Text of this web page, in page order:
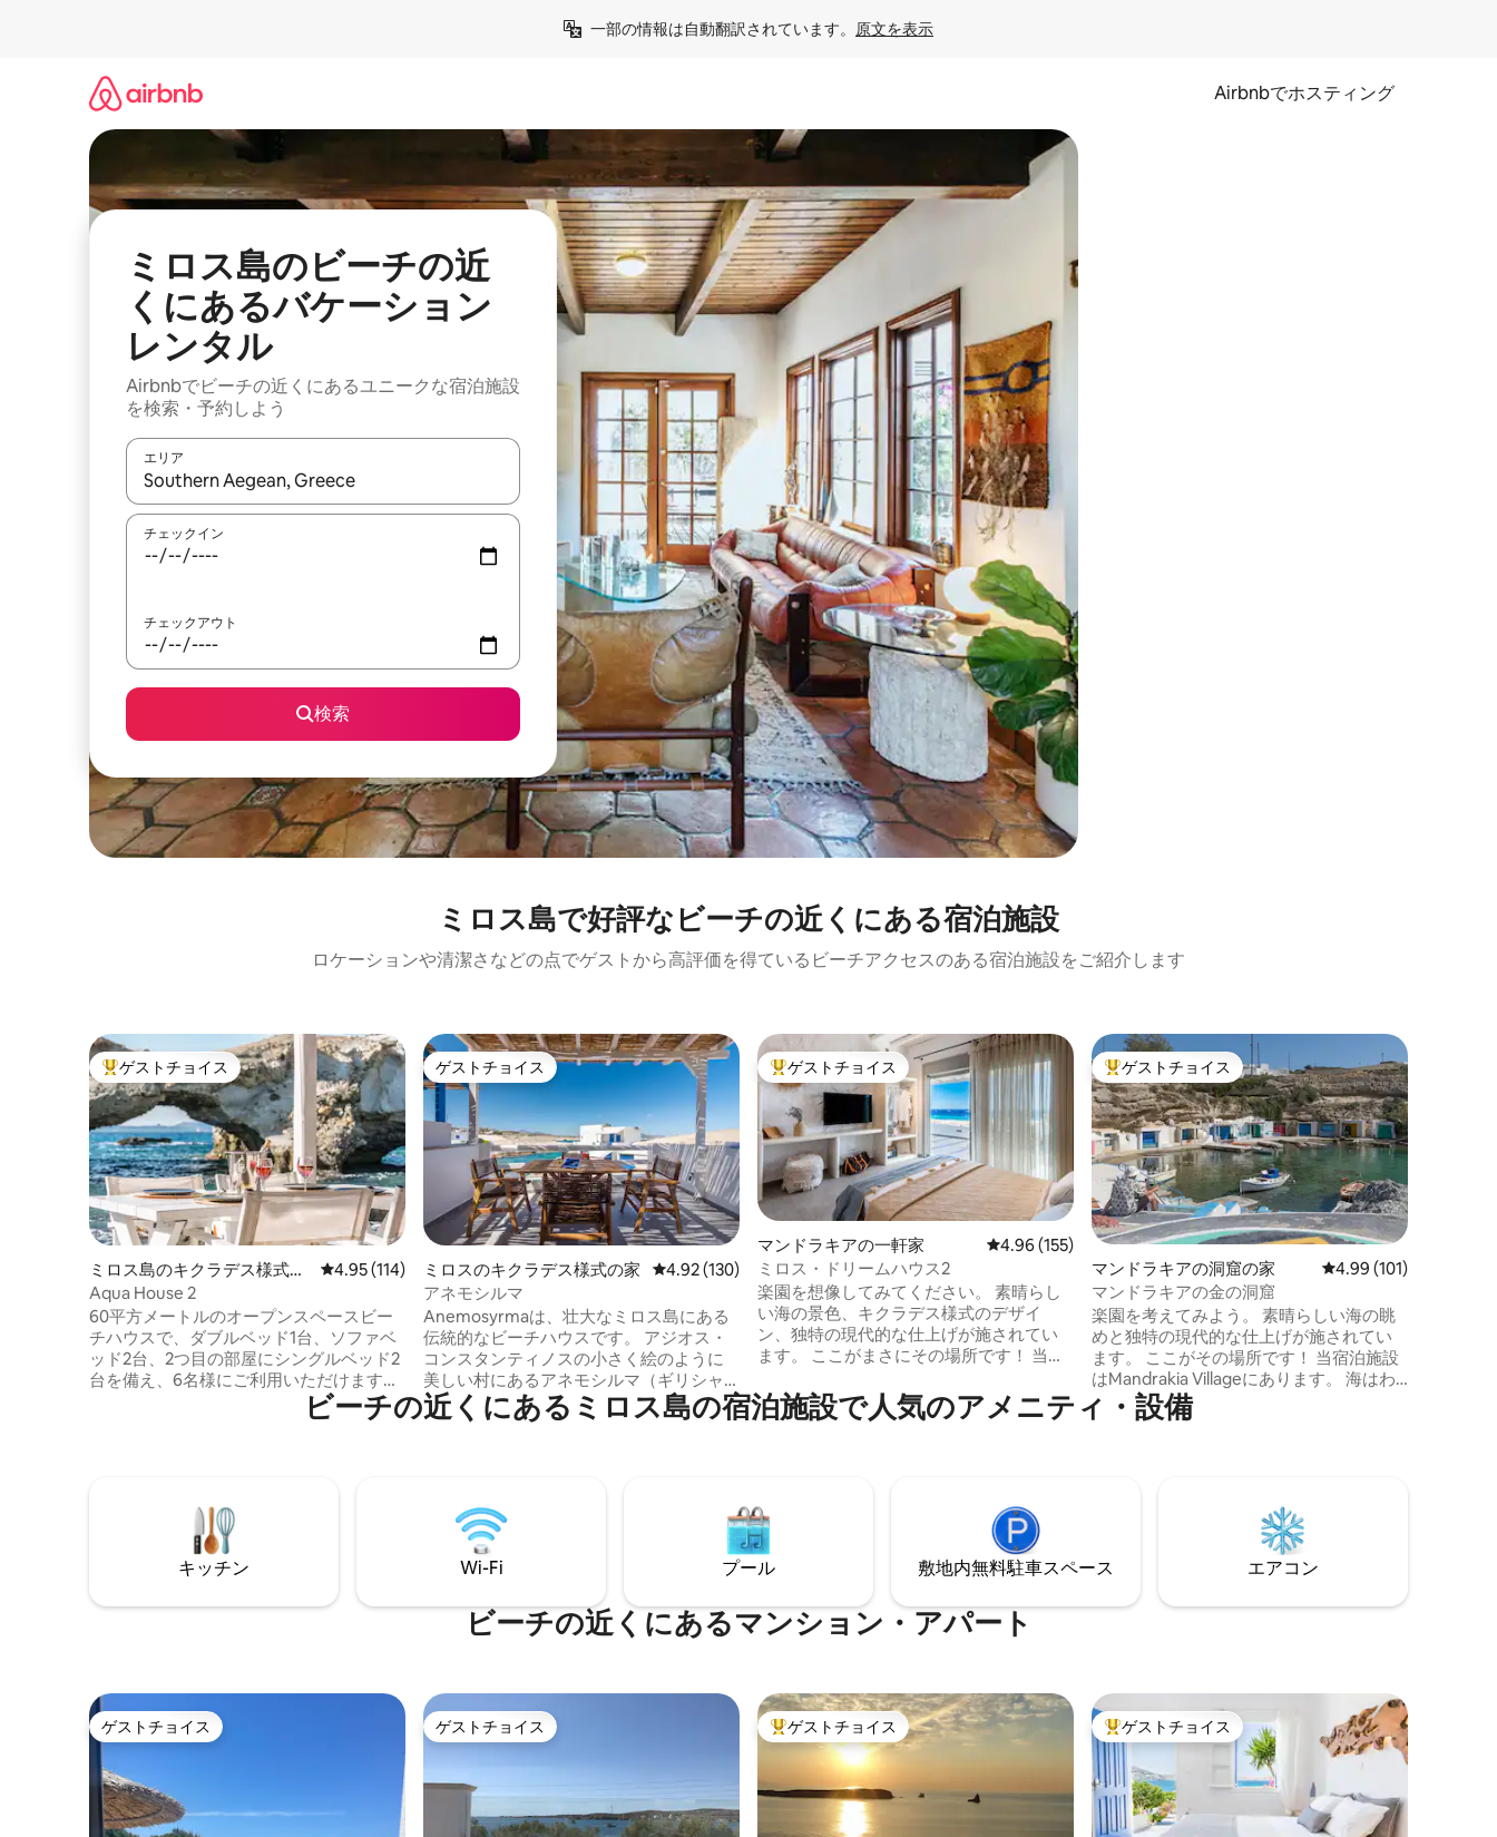
一部の情報は自動翻訳されています。 原文を表示
Airbnbでホスティング
ミロス島のビーチの近
くにあるバケーション
レンタル
Airbnbでビーチの近くにあるユニークな宿泊施設
を検索・予約しよう
エリア
検索結果が表示されたら、上下の矢印キーを使って移動するか、画面をタッチまたはスワイプして検索結果を確認することができます。
チェックイン
チェックアウト
検索
ミロス島で好評なビーチの近くにある宿泊施設
ロケーションや清潔さなどの点でゲストから高評価を得ているビーチアクセスのある宿泊施設をご紹介します
大好評のゲストチョイスです。
ゲストチョイス
ミロス島のキクラデス様式の
家
レビュー114件、5つ星中4.95つ星の平均評価
4.95 (114)
Aqua House 2
60平方メートルのオープンスペースビー
チハウスで、ダブルベッド1台、ソファベ
ッド2台、2つ目の部屋にシングルベッド2
台を備え、6名様にご利用いただけます。
とてもスタイリッシュで快適です。 キク
ラデス文化と組み合わせたボーホーと居
ーブルがあります。 小さな湾に位置し、
サラキニコと同様に月のような白い岩が
家の前にあり、アクアハウス1と3と一緒に
人里離れた入り江を形成しています。 地
元の製品を詰めたウェルカムバスケット
をご用意しております。
ゲストチョイス
ゲストチョイス
ミロスのキクラデス様式の家 レビュー130件、5つ星中4.92つ星の平均評価
4.92 (130)
アネモシルマ
Anemosyrmaは、壮大なミロス島にある
伝統的なビーチハウスです。 アジオス・
コンスタンティノスの小さく絵のように
美しい村にあるアネモシルマ（ギリシャ
語で「anemos」は風、「syrma」はメリ
アンのボートハウス）は、実際には伝統
平方メートルのアパートには、海を見渡
すバルコニーがあり、ユニークなキクラ
デスの要素を特徴とするモダンなカント
リースタイルが保たれています。
大好評のゲストチョイスです。
ゲストチョイス
マンドラキアの一軒家 レビュー155件、5つ星中4.96つ星の平均評価
4.96 (155)
ミロス・ドリームハウス2
楽園を想像してみてください。 素晴らし
い海の景色、キクラデス様式のデザイ
ン、独特の現代的な仕上げが施されてい
ます。 ここがまさにその場所です！ 当宿
までわずか50mです。 クイーンベッド1台
の寝室1室、設備の整ったキッチン、バス
ゲ海の素晴らしい景色を眺めながらお食
事とお飲み物を楽しめます。 アダマス港
まで車で5分です。
大好評のゲストチョイスです。
ゲストチョイス
マンドラキアの洞窟の家 レビュー101件、5つ
4.99 (101)
マンドラキアの金の洞窟
楽園を考えてみよう。 素晴らしい海の眺
めと独特の現代的な仕上げが施されてい
ます。 ここがその場所です！ 当宿泊施設
はMandrakia Villageにあります。 海はわ
ずか5 m先にあります。 ダブルベッドを備
えたベッドルーム1室、お子様2名様用ソフ
す。 海が足元にあるテラスでお食事や飲
み物をお楽しみいただけます！ アダマス
ビーチの近くにあるミロス島の宿泊施設で人気のアメニティ・設備
キッチン Wi-Fi プール 敷地内無料駐⁠車ス⁠ペ⁠ー⁠ス エアコン
ビーチの近くにあるマンション・アパート
ゲストチョイス
ゲストチョイス ゲストチョイス
ゲストチョイス 大好評のゲストチョイスです。
ゲストチョイス 大好評のゲストチョイスです。
ゲストチョイス